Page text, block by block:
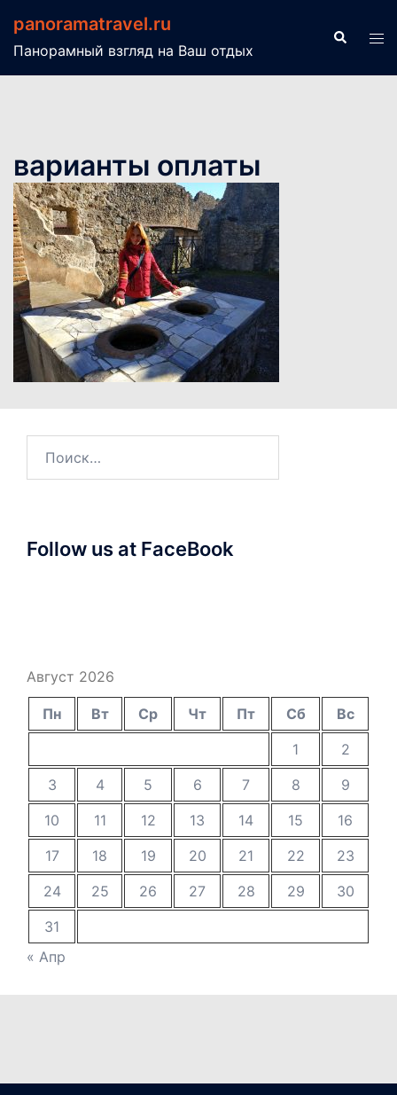
содержимому
panoramatravel.ru
Панорамный взгляд на Ваш отдых
Поиск
варианты оплаты
Follow us at FaceBook
Август 2026
Пн Вт Ср Чт Пт Сб
Вс
1
2
3
4 5 6 7 8
9
10
11 12 13 14 15
16
17
18 19 20 21 22
23
24
25 26 27 28 29
30
31
« Апр